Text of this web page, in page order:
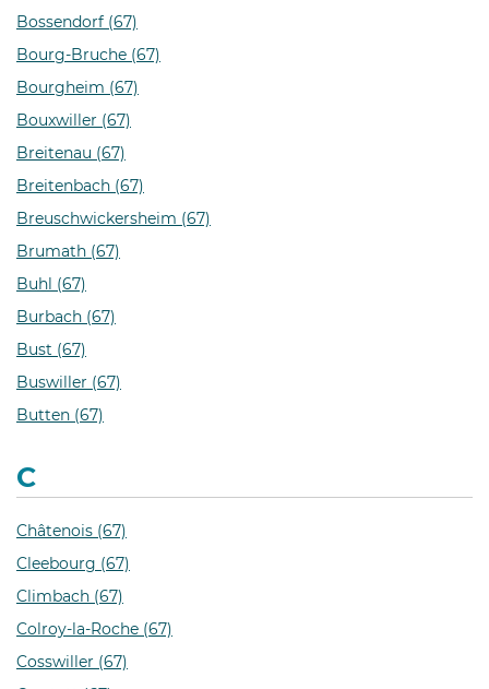
Bossendorf (67)
Bourg-Bruche (67)
Bourgheim (67)
Bouxwiller (67)
Breitenau (67)
Breitenbach (67)
Breuschwickersheim (67)
Brumath (67)
Buhl (67)
Burbach (67)
Bust (67)
Buswiller (67)
Butten (67)
C
Châtenois (67)
Cleebourg (67)
Climbach (67)
Colroy-la-Roche (67)
Cosswiller (67)